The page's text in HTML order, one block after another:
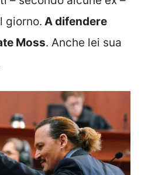
giorno. A difendere
Moss. Anche lei sua